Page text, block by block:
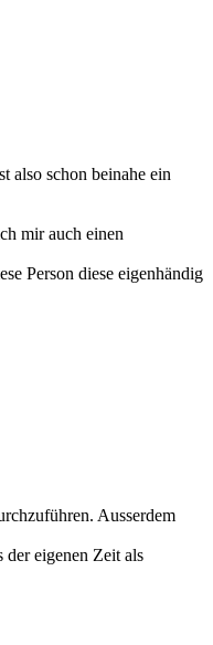
also schon beinahe ein
mir auch einen
Person diese eigenhändig
Ausserdem
der eigenen Zeit als